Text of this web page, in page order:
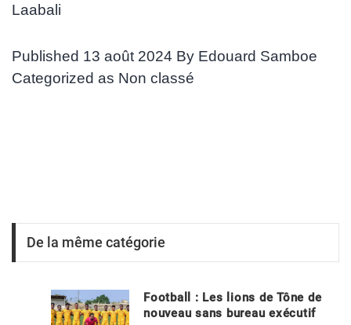
Laabali
Published 13 août 2024 By Edouard Samboe
Categorized as Non classé
De la même catégorie
Football : Les lions de Tône de
nouveau sans bureau exécutif